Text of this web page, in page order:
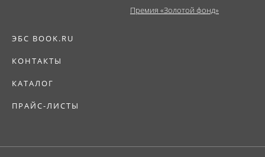
Премия «Золотой фонд»
ЭБС BOOK.RU
КОНТАКТЫ
КАТАЛОГ
ПРАЙС-ЛИСТЫ